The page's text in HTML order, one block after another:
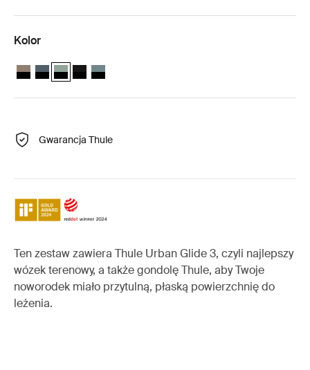
Kolor
Thule Urban Glide 3 zestaw 2-w-1 Tinted Taupe on Black
Thule Urban Glide 3 zestaw 2-w-1 Ciemny łupek na czarnym
Thule Urban Glide 3 zestaw 2-w-1 Zielony mglisty na
Thule Urban Glide 3 zestaw 2-w-1 Czarny na czarnym
Thule Urban Glide 3 zestaw 2-w-1 Średni
Gwarancja Thule
Ten zestaw zawiera Thule Urban Glide 3, czyli najlepszy
wózek terenowy, a także gondolę Thule, aby Twoje
noworodek miało przytulną, płaską powierzchnię do
leżenia.